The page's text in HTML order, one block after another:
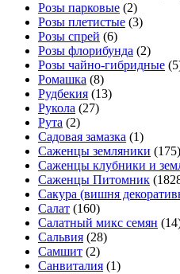
Розы парковые (2)
Розы плетистые (3)
Розы спрей (6)
Розы флорибунда (2)
Розы чайно-гибридные
Ромашка (8)
Рудбекия (13)
Рукола (27)
Рута (2)
Садовая замазка (1)
Саженцы земляники (175)
Саженцы клубники и
Саженцы Питомник
Сакура (вишня
Салат (160)
Салатный микс семян
Сальвия (28)
Самшит (2)
Санвиталия (1)